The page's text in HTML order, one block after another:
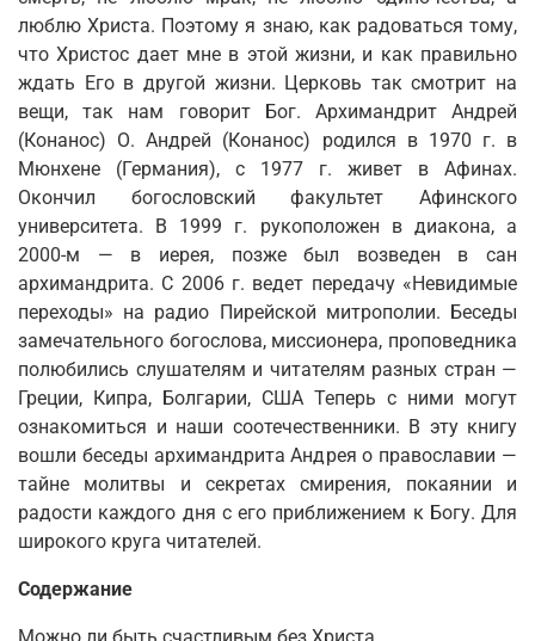
люблю Христа. Поэтому я знаю, как радоваться тому,
что Христос дает мне в этой жизни, и как правильно
ждать Его в другой жизни. Церковь так смотрит на
вещи, так нам говорит Бог. Архимандрит Андрей
(Конанос) О. Андрей (Конанос) родился в 1970 г. в
Мюнхене (Германия), с 1977 г. живет в Афинах.
Окончил богословский факультет Афинского
университета. В 1999 г. рукоположен в диакона, а
2000-м — в иерея, позже был возведен в сан
архимандрита. С 2006 г. ведет передачу «Невидимые
переходы» на радио Пирейской митрополии. Беседы
замечательного богослова, миссионера, проповедника
полюбились слушателям и читателям разных стран —
Греции, Кипра, Болгарии, США Теперь с ними могут
ознакомиться и наши соотечественники. В эту книгу
вошли беседы архимандрита Андрея о православии —
тайне молитвы и секретах смирения, покаянии и
радости каждого дня с его приближением к Богу. Для
широкого круга читателей.
Содержание